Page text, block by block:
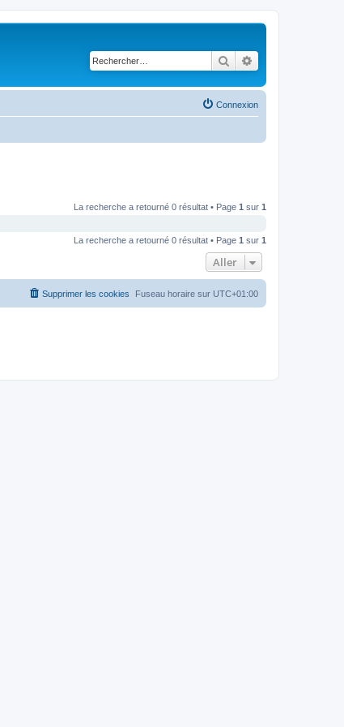
Rechercher
Connexion
La recherche a retourné 0 résultat • Page 1 sur 1
La recherche a retourné 0 résultat • Page 1 sur 1
Aller
Fuseau horaire sur UTC+01:00
Supprimer les cookies